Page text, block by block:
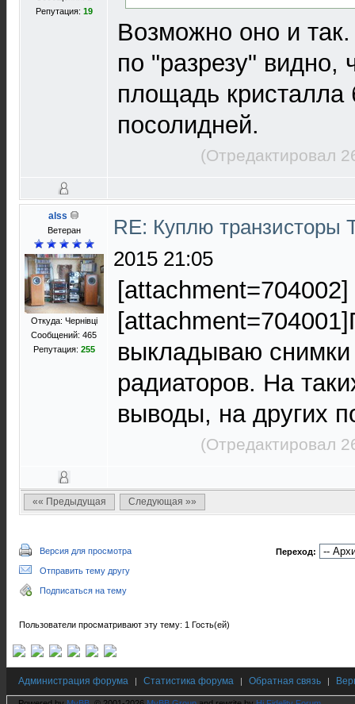
Репутация: 19
Возможно оно и
по "разрезу" видно,
площадь
посолидней.
(Отредактировал
alss
Ветеран
Откуда: Чернівці
Сообщений: 465
Репутация: 255
RE: Куплю транзисторы
2015 21:05
[attachment=704002]
выкладываю снимки
радиаторов. На
выводы, на других
(Отредактировал
«« Предыдущая Следующая »»
Версия для просмотра
Отправить тему другу
Подписаться на тему
Переход:
Пользователи просматривают эту тему: 1 Гость(ей)
Администрация форума | Статистика форума | Обратная связь |